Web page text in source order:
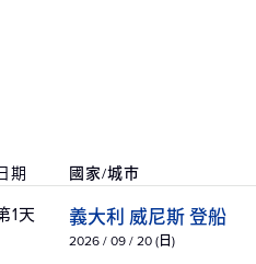
期 國家/城市
1天 義大利 威尼斯 登船
2026 / 09 / 20 (日)